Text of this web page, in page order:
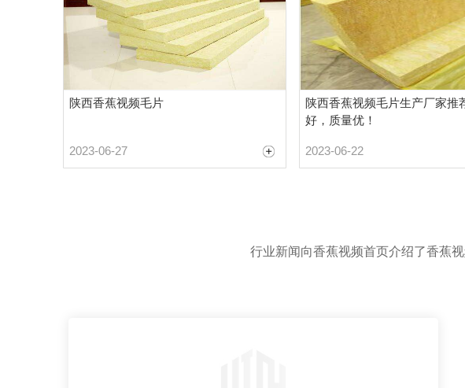
陕西香蕉视频毛片
2023-06-27
陕西香蕉视频毛片生产厂家推
好，质量优！
2023-06-22
行业新闻向香蕉视频首页介绍了香蕉